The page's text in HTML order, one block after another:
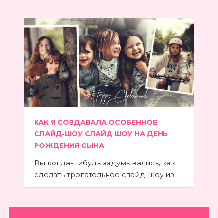
заботе и внимании. Особенно сильно
женщина может обидеться, если вы
не успеете вовремя поздравить ее с
днем рождения. Отличный способ
порадовать жену, маму, подругу
или коллегу по работе. Красивые
картинки с днем рождения
женщине….
КАК Я СОЗДАВАЛА ОСОБЕННОЕ
СЛАЙД-ШОУ СЛАЙД ШОУ НА ДЕНЬ
РОЖДЕНИЯ СЫНА
Вы когда-нибудь задумывались, как
сделать трогательное слайд-шоу из
фотографий, которое станет
рождения для вашего ребенка? Мне